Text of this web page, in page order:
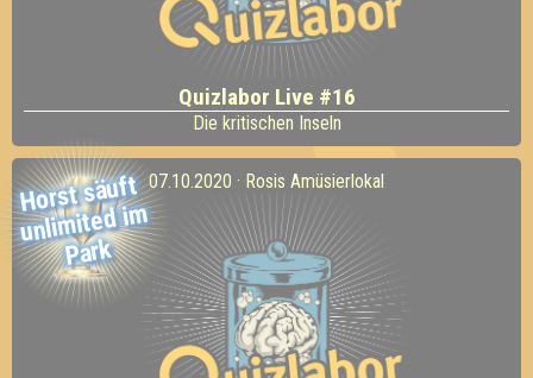
Quizlabor Live #16
Die kritischen Inseln
Horst säuft
unli
mited i
m
Park
07.10.2020 · Rosis Amüsierlokal